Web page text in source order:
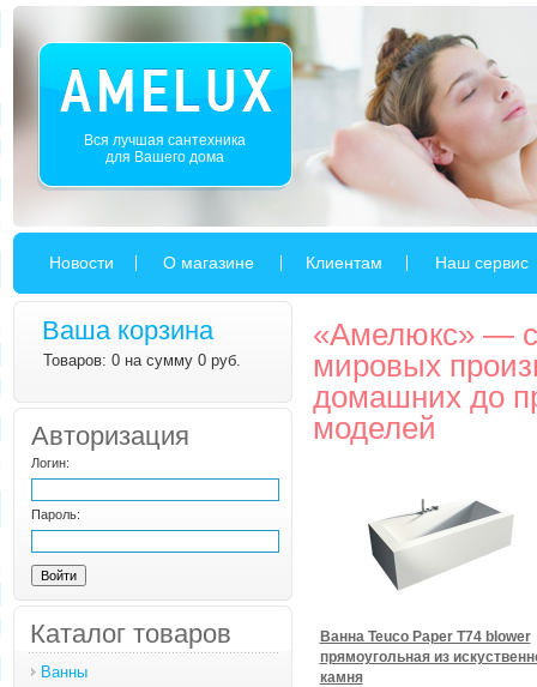
Вся лучшая сантехника
для Вашего дома
Новости О магазине Клиентам Наш сервис
Ваша корзина
Товаров: 0 на сумму 0 руб.
Авторизация
Логин:
Пароль:
Каталог товаров
Ванны
«Амелюкс» —
мировых
домашних до
моделей
Ванна Teuco Paper T74 blower
прямоугольная из
камня